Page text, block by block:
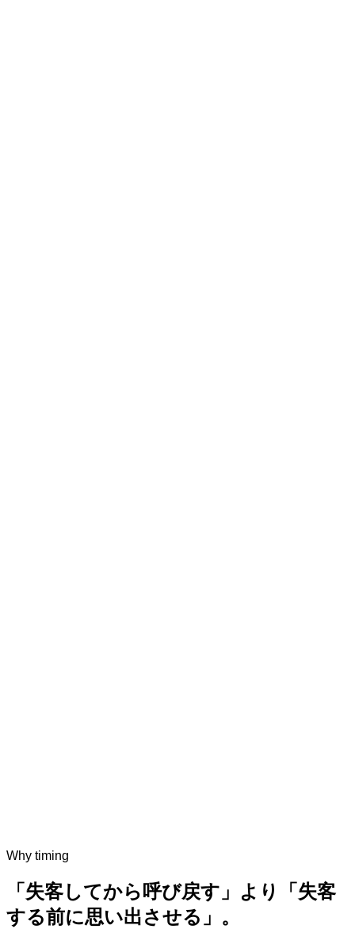
Why timing
「失客してから呼び戻す」より「失客
する前に思い出させる」。